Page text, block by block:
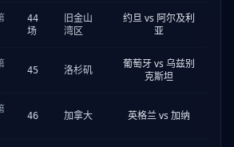
44
场
旧金山
湾区
约旦 vs 阿尔及利
亚
45 洛杉矶
葡萄牙 vs 乌兹别
克斯坦
46 加拿大 英格兰 vs 加纳